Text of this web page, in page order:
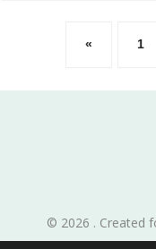
« 1
© 2026 . Created